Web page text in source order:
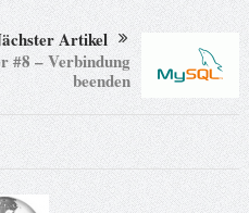
Artikel
#8 – Verbindung
beenden